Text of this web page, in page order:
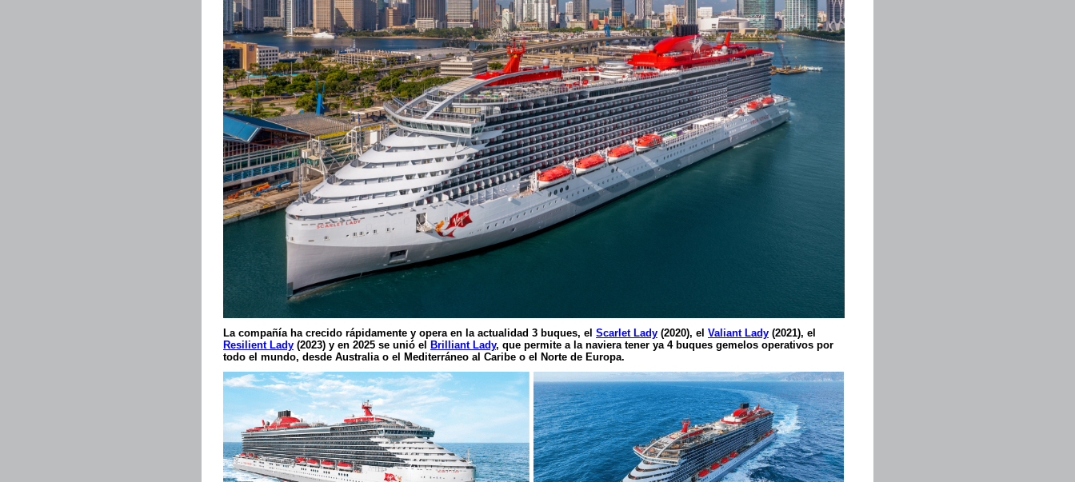
La compañía ha crecido rápidamente y opera en la actualidad 3 buques, el Scarlet Lady (2020), el Valiant Lady (2021), el
Resilient Lady (2023) y en 2025 se unió el Brilliant Lady, que permite a la naviera tener ya 4 buques gemelos operativos por
todo el mundo, desde Australia o el Mediterráneo al Caribe o el Norte de Europa.